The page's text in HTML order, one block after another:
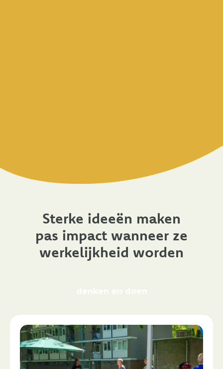
Sterke ideeën maken
pas impact wanneer ze
werkelijkheid worden